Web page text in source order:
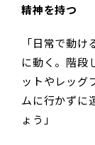
精神を持つ
「日常で動
に動く。階段
ットやレッグ
ムに行かずに
ょう」